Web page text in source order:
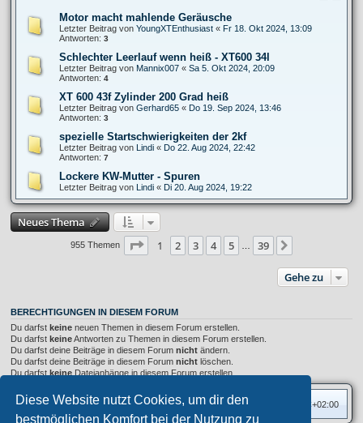
Diese Website nutzt Cookies, um dir den
bestmöglichen Komfort bei der Nutzung zu
Motor macht mahlende Geräusche
Letzter Beitrag von YoungXTEnthusiast « Fr 18. Okt 2024, 13:09
Antworten: 3
Schlechter Leerlauf wenn heiß - XT600 34l
Letzter Beitrag von Mannix007 « Sa 5. Okt 2024, 20:09
Antworten: 4
XT 600 43f Zylinder 200 Grad heiß
Letzter Beitrag von Gerhard65 « Do 19. Sep 2024, 13:46
Antworten: 3
spezielle Startschwierigkeiten der 2kf
Letzter Beitrag von Lindi « Do 22. Aug 2024, 22:42
Antworten: 7
Lockere KW-Mutter - Spuren
Letzter Beitrag von Lindi « Di 20. Aug 2024, 19:22
Neues Thema
955 Themen Seite 1von 39
1 2 3 4 5 39
Gehe zu
BERECHTIGUNGEN IN DIESEM FORUM
Du darfst keine neuen Themen in diesem Forum erstellen.
Du darfst keineAntworten zu Themen in diesem Forum erstellen.
Du darfst deine Beiträge in diesem Forum nicht ändern.
Du darfst deine Beiträge in diesem Forum nicht löschen.
Du darfst keine Dateianhänge in diesem Forum erstellen.
Foren-Übersicht Alle Zeiten sind UTC+02:00